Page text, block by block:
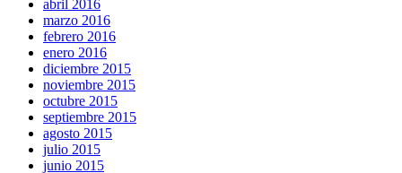
abril 2016
marzo 2016
febrero 2016
enero 2016
diciembre 2015
noviembre 2015
octubre 2015
septiembre 2015
agosto 2015
julio 2015
junio 2015